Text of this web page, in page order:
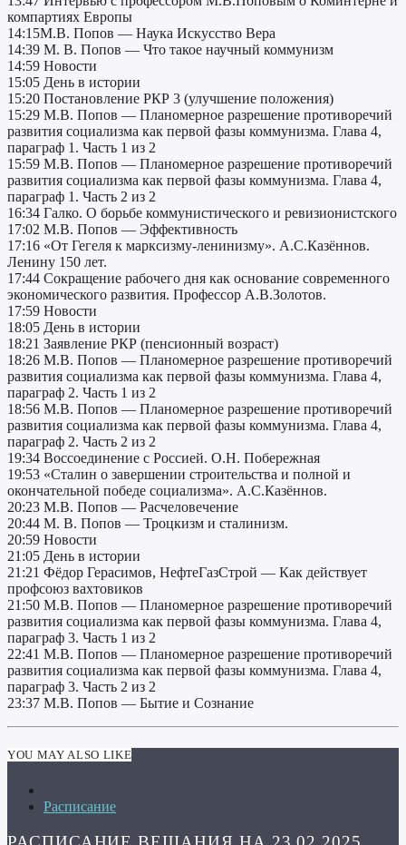
компартиях Европы
14:15М.В. Попов — Наука Искусство Вера
14:39 М. В. Попов — Что такое научный коммунизм
14:59 Новости
15:05 День в истории
15:20 Постановление РКР 3 (улучшение положения)
15:29 М.В. Попов — Планомерное разрешение противоречий
развития социализма как первой фазы коммунизма. Глава 4,
параграф 1. Часть 1 из 2
15:59 М.В. Попов — Планомерное разрешение противоречий
развития социализма как первой фазы коммунизма. Глава 4,
параграф 1. Часть 2 из 2
16:34 Галко. О борьбе коммунистического и ревизионистского
17:02 М.В. Попов — Эффективность
17:16 «От Гегеля к марксизму-ленинизму». А.С.Казённов.
Ленину 150 лет.
17:44 Сокращение рабочего дня как основание современного
экономического развития. Профессор А.В.Золотов.
17:59 Новости
18:05 День в истории
18:21 Заявление РКР (пенсионный возраст)
18:26 М.В. Попов — Планомерное разрешение противоречий
развития социализма как первой фазы коммунизма. Глава 4,
параграф 2. Часть 1 из 2
18:56 М.В. Попов — Планомерное разрешение противоречий
развития социализма как первой фазы коммунизма. Глава 4,
параграф 2. Часть 2 из 2
19:34 Воссоединение с Россией. О.Н. Побережная
19:53 «Сталин о завершении строительства и полной и
окончательной победе социализма». А.С.Казённов.
20:23 М.В. Попов — Расчеловечение
20:44 М. В. Попов — Троцкизм и сталинизм.
20:59 Новости
21:05 День в истории
21:21 Фёдор Герасимов, НефтеГазСтрой — Как действует
профсоюз вахтовиков
21:50 М.В. Попов — Планомерное разрешение противоречий
развития социализма как первой фазы коммунизма. Глава 4,
параграф 3. Часть 1 из 2
22:41 М.В. Попов — Планомерное разрешение противоречий
развития социализма как первой фазы коммунизма. Глава 4,
параграф 3. Часть 2 из 2
23:37 М.В. Попов — Бытие и Сознание
YOU MAY ALSO LIKE
Расписание